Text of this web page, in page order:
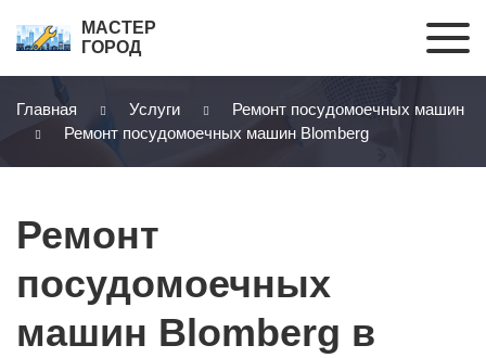
МАСТЕР
ГОРОД
Главная Услуги
Ремонт посудомоечных машин
Ремонт посудомоечных машин Blomberg
Ремонт
посудомоечных
машин Blomberg в